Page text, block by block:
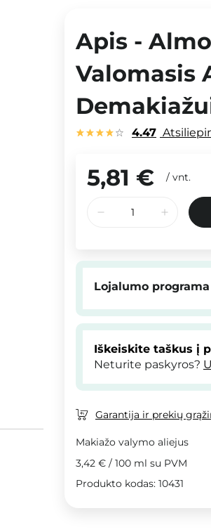
Apis -
Valomasis
4.47
5,81 € / vnt.
Lojalumo programa
Iškeiskite taškus į
Neturite paskyros?
Garantija ir prekių
Makiažo valymo aliejus
3,42 € / 100 ml su PVM
Produkto kodas: 10431